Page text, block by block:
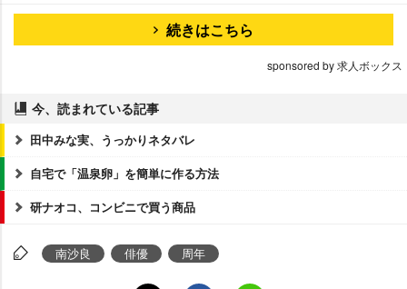
続きはこちら
sponsored by 求人ボックス
今、読まれている記事
田中みな実、うっかりネタバレ
自宅で「温泉卵」を簡単に作る方法
研ナオコ、コンビニで買う商品
南沙良 俳優 周年